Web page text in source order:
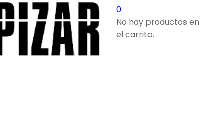
0
No hay productos en
el carrito.